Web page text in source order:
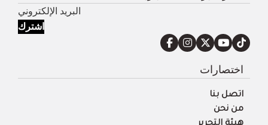
اشترك
اختصارات
اتصل بنا
من نحن